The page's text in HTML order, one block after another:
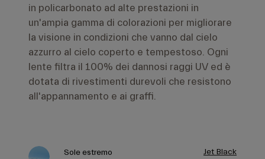
in policarbonato ad alte prestazioni in
un'ampia gamma di colorazioni per migliorare
la visione in condizioni che vanno dal cielo
azzurro al cielo coperto e tempestoso. Ogni
lente filtra il 100% dei dannosi raggi UV ed è
dotata di rivestimenti durevoli che resistono
all'appannamento e ai graffi.
Sole estremo Jet Black